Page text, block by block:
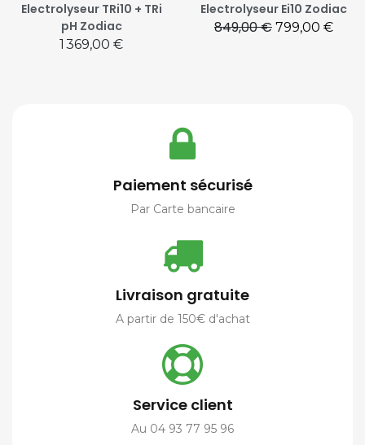
Electrolyseur TRi10 + TRi
pH Zodiac
Prix
1 369,00 €
Electrolyseur Ei10 Zodiac
Prix de base
849,00 € Prix
799,00 €
Paiement sécurisé
Par Carte bancaire
Livraison gratuite
A partir de 150€ d'achat
Service client
Au 04 93 77 95 96